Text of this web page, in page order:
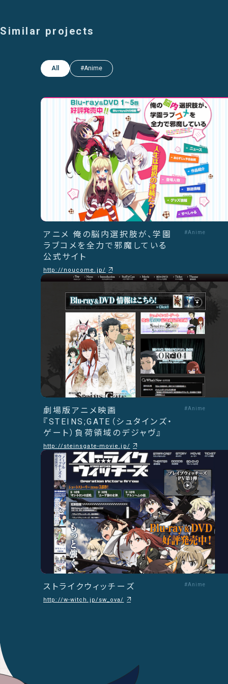
Similar projects
All #Anime
アニメ 俺の脳内選択肢が、学園
ラブコメを全力で邪魔している
公式サイト
http://noucome.jp/
#Anime
劇場版アニメ映画
『STEINS;GATE（シュタインズ・
ゲート）負荷領域のデジャヴ』
http://steinsgate-movie.jp/
#Anime
ストライクウィッチーズ
http://w-witch.jp/sw_ova/
#Anime